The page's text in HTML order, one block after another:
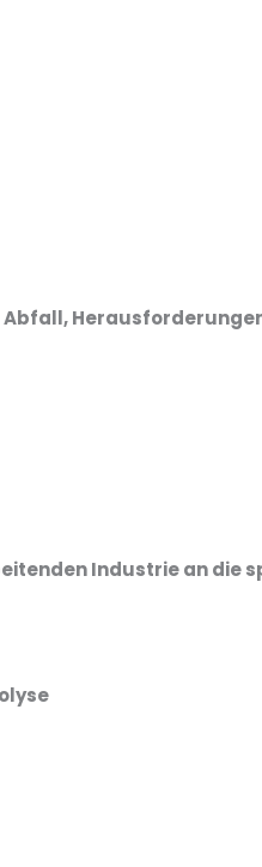
Abfall,
Industrie an die